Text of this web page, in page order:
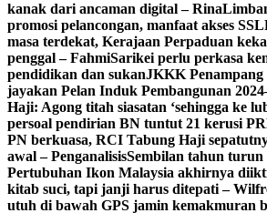
kanak dari ancaman digital – Rina
promosi pelancongan, manfaat akses
masa terdekat, Kerajaan Perpaduan
penggal – FahmiSarikei perlu perkasa
pendidikan dan sukanJKKK Penampang
jayakan Pelan Induk Pembangunan
Haji: Agong titah siasatan ‘sehingga ke
persoal pendirian BN tuntut 21 kerusi
PN berkuasa, RCI Tabung Haji
awal – PenganalisisSembilan tahun
Pertubuhan Ikon Malaysia akhirnya
kitab suci, tapi janji harus ditepati –
utuh di bawah GPS jamin kemakmuran